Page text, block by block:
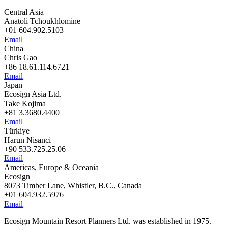
Central Asia
Anatoli Tchoukhlomine
+01 604.902.5103
Email
China
Chris Gao
+86 18.61.114.6721
Email
Japan
Ecosign Asia Ltd.
Take Kojima
+81 3.3680.4400
Email
Türkiye
Harun Nisanci
+90 533.725.25.06
Email
Americas, Europe & Oceania
Ecosign
8073 Timber Lane, Whistler, B.C., Canada
+01 604.932.5976
Email
Ecosign Mountain Resort Planners Ltd. was established in 1975.